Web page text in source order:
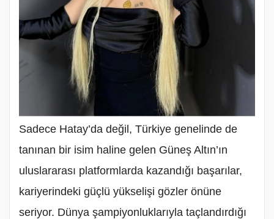
Sadece Hatay’da değil, Türkiye genelinde de
tanınan bir isim haline gelen Güneş Altın’ın
uluslararası platformlarda kazandığı başarılar,
kariyerindeki güçlü yükselişi gözler önüne
seriyor. Dünya şampiyonluklarıyla taçlandırdığı